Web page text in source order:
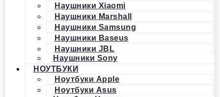
Наушники Xiaomi
Наушники Marshall
Наушники Samsung
Наушники Baseus
Наушники JBL
Наушники Sony
НОУТБУКИ
Ноутбуки Apple
Ноутбуки Asus